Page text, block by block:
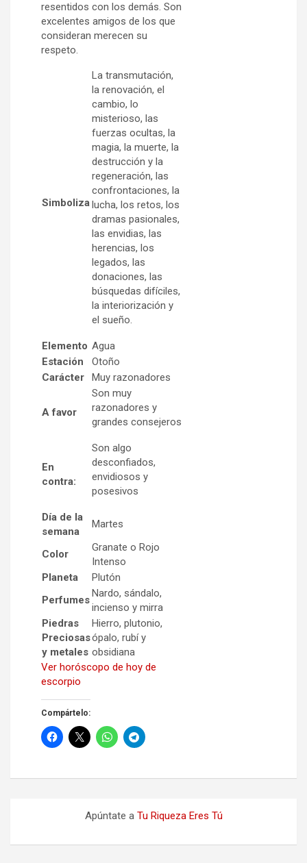
resentidos con los demás. Son
excelentes amigos de los que
consideran merecen su
respeto.
Simboliza
La transmutación,
la renovación, el
cambio, lo
misterioso, las
fuerzas ocultas, la
magia, la muerte, la
destrucción y la
regeneración, las
confrontaciones, la
lucha, los retos, los
dramas pasionales,
las envidias, las
herencias, los
legados, las
donaciones, las
búsquedas difíciles,
la interiorización y
el sueño.
Elemento Agua
Estación
Otoño
Carácter
Muy razonadores
A favor
Son muy
razonadores y
grandes consejeros
En
contra:
Son algo
desconfiados,
envidiosos y
posesivos
Día de la
semana
Martes
Color
Granate o Rojo
Intenso
Planeta
Plutón
Perfumes
Nardo, sándalo,
incienso y mirra
Piedras
Preciosas
y metales
Hierro, plutonio,
ópalo, rubí y
obsidiana
Ver horóscopo de hoy de
escorpio
Compártelo:
Apúntate a Tu Riqueza Eres Tú